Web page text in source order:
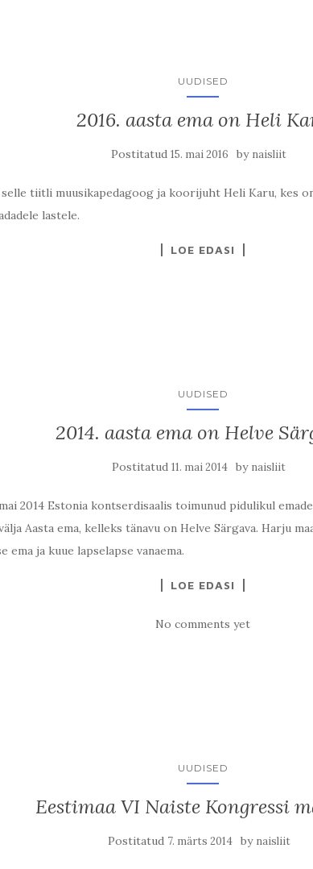
UUDISED
2016. aasta ema on Heli
Postitatud 15. mai 2016 by naisliit
selle tiitli muusikapedagoog ja koorijuht Heli Karu, kes
lastele.
LOE EDASI
UUDISED
2014. aasta ema on Helve
Postitatud 11. mai 2014 by naisliit
mai 2014 Estonia kontserdisaalis toimunud pidulikul
Aasta ema, kelleks tänavu on Helve Särgava. Harju
ema ja kuue lapselapse vanaema.
LOE EDASI
No comments yet
UUDISED
Eestimaa VI Naiste Kongressi
Postitatud 7. märts 2014 by naisliit